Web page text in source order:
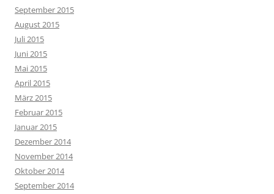
September 2015
August 2015
Juli 2015
Juni 2015
Mai 2015
April 2015
März 2015
Februar 2015
Januar 2015
Dezember 2014
November 2014
Oktober 2014
September 2014